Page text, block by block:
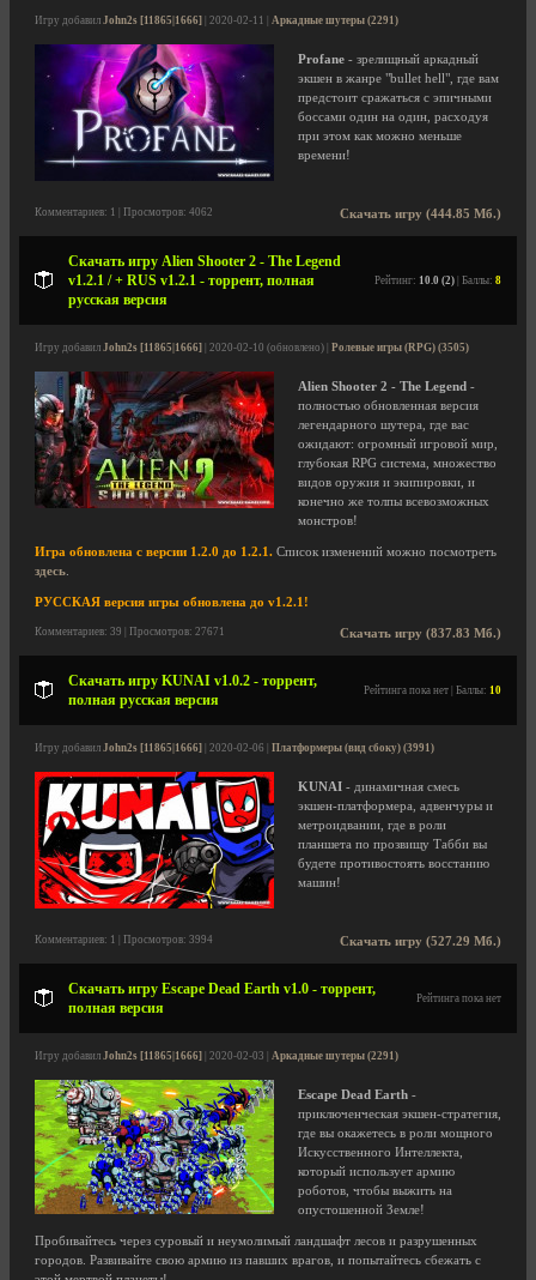
Игру добавил John2s [11865|1666] | 2020-02-11 | Аркадные шутеры (2291)
Profane - зрелищный аркадный
экшен в жанре "bullet hell", где вам
предстоит сражаться с эпичными
боссами один на один, расходуя
при этом как можно меньше
времени!
Скачать игру (444.85 Мб.)
Комментариев: 1 | Просмотров: 4062
Скачать игру Alien Shooter 2 - The Legend
v1.2.1 / + RUS v1.2.1 - торрент, полная
русская версия
Рейтинг: 10.0 (2) | Баллы: 8
Игру добавил John2s [11865|1666] | 2020-02-10 (обновлено) | Ролевые игры (RPG) (3505)
Alien Shooter 2 - The Legend -
полностью обновленная версия
легендарного шутера, где вас
ожидают: огромный игровой мир,
глубокая RPG система, множество
видов оружия и экипировки, и
конечно же толпы всевозможных
монстров!
Игра обновлена с версии 1.2.0 до 1.2.1. Список изменений можно посмотреть
здесь
РУССКАЯ версия игры обновлена до v1.2.1!
Скачать игру (837.83 Мб.)
Комментариев: 39 | Просмотров: 27671
Скачать игру KUNAI v1.0.2 - торрент,
полная русская версия
Рейтинга пока нет | Баллы: 10
Игру добавил John2s [11865|1666] | 2020-02-06 | Платформеры (вид сбоку) (3991)
KUNAI - динамичная смесь
экшен-платформера, адвенчуры и
метроидвании, где в роли
планшета по прозвищу Табби вы
будете противостоять восстанию
машин!
Скачать игру (527.29 Мб.)
Комментариев: 1 | Просмотров: 3994
Скачать игру Escape Dead Earth v1.0 - торрент,
полная версия
Рейтинга пока нет
Игру добавил John2s [11865|1666] | 2020-02-03 | Аркадные шутеры (2291)
Escape Dead Earth -
приключенческая экшен-стратегия,
где вы окажетесь в роли мощного
Искусственного Интеллекта,
который использует армию
роботов, чтобы выжить на
опустошенной Земле!
Пробивайтесь через суровый и неумолимый ландшафт лесов и разрушенных
городов. Развивайте свою армию из павших врагов, и попытайтесь сбежать с